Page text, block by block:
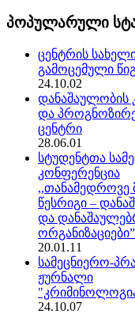
პოპულარული
ცენტრის
გამოცემული
24.10.02
დანაშაულობის
და
ცენტრი
28.06.01
სტუდენტთა
კონფერენცია
წესრიგი –
და
ორგანიზაციები”
20.01.11
სამეცნიერო-
ჟურნალი
24.10.07